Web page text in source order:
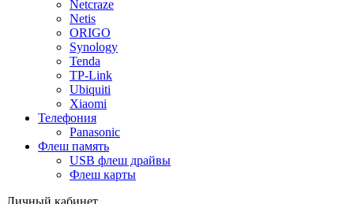
Netcraze
Netis
ORIGO
Synology
Tenda
TP-Link
Ubiquiti
Xiaomi
Телефония
Panasonic
Флеш память
USB флеш драйвы
Флеш карты
Личный кабинет